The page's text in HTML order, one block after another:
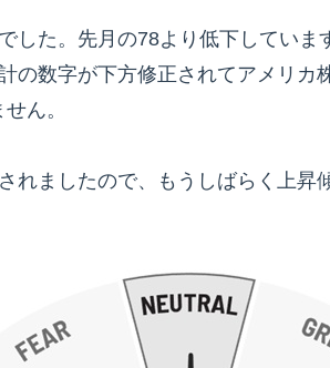
した。先月の78より低下していま
の数字が下方修正されてアメリカ
ん。
れましたので、もうしばらく上昇